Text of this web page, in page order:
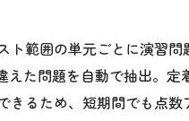
ト範囲の単元ごとに演習問
えた問題を自動で抽出。定
きるため、短期間でも点数